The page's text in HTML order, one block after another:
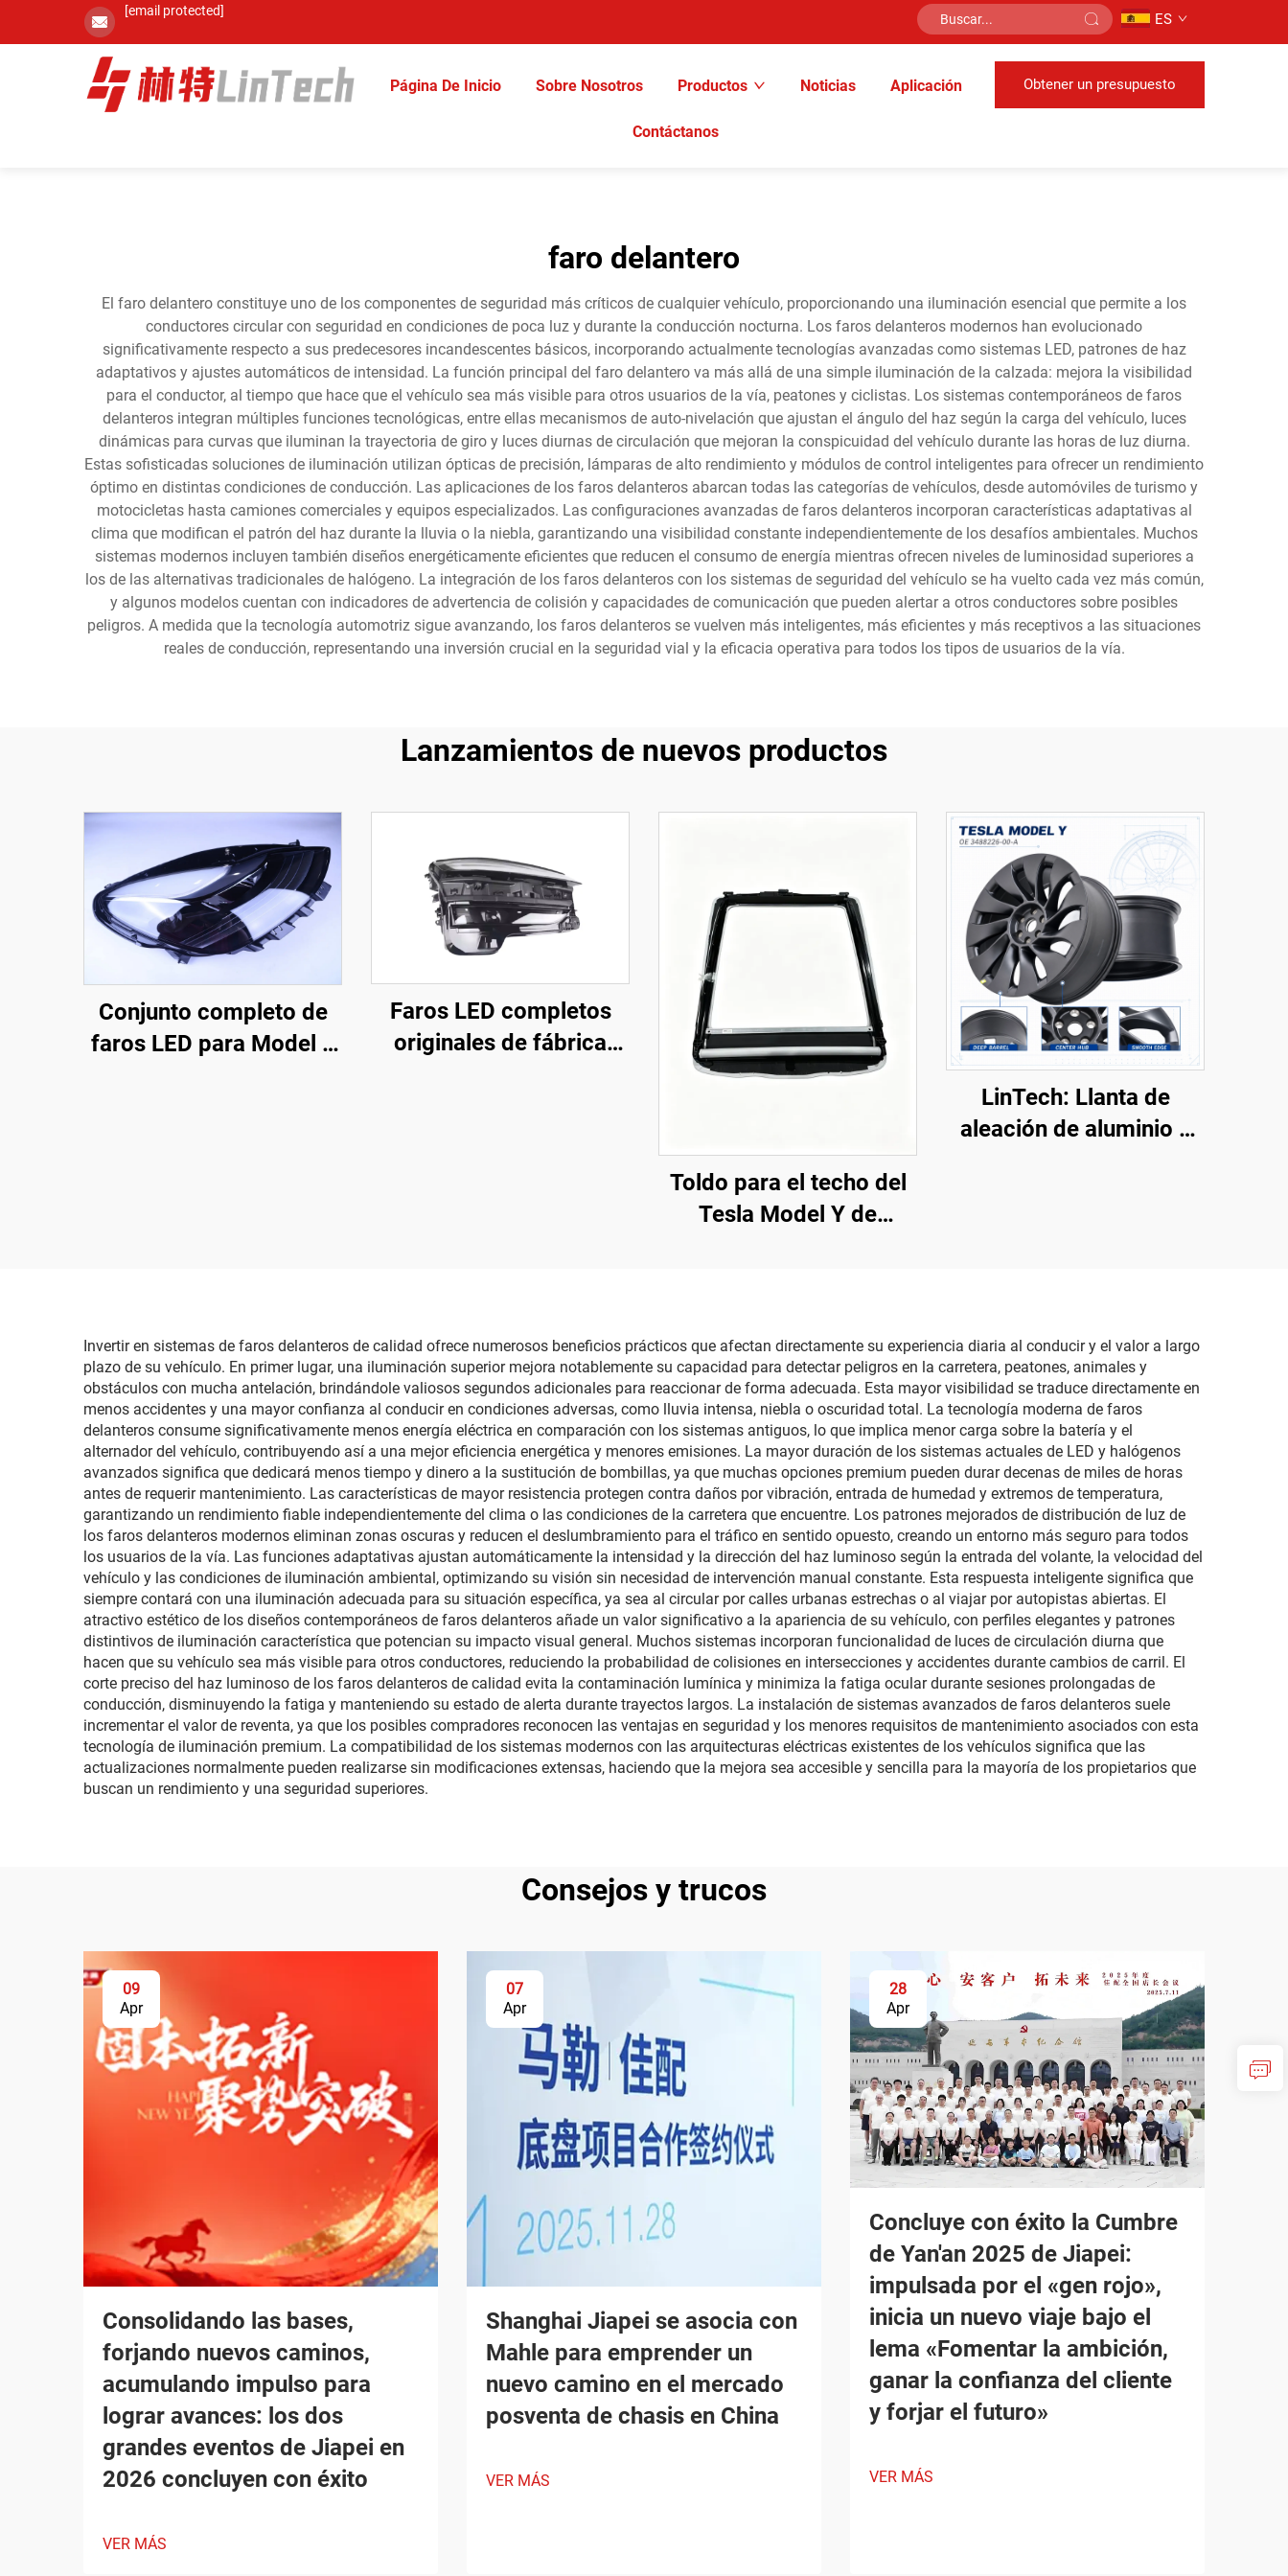
[email protected] ES
Página De Inicio Sobre Nosotros Productos Noticias Aplicación
Contáctanos
Obtener un presupuesto
faro delantero
El faro delantero constituye uno de los componentes de seguridad más críticos de cualquier vehículo, proporcionando una iluminación esencial que permite a los
conductores circular con seguridad en condiciones de poca luz y durante la conducción nocturna. Los faros delanteros modernos han evolucionado
significativamente respecto a sus predecesores incandescentes básicos, incorporando actualmente tecnologías avanzadas como sistemas LED, patrones de haz
adaptativos y ajustes automáticos de intensidad. La función principal del faro delantero va más allá de una simple iluminación de la calzada: mejora la visibilidad
para el conductor, al tiempo que hace que el vehículo sea más visible para otros usuarios de la vía, peatones y ciclistas. Los sistemas contemporáneos de faros
delanteros integran múltiples funciones tecnológicas, entre ellas mecanismos de auto-nivelación que ajustan el ángulo del haz según la carga del vehículo, luces
dinámicas para curvas que iluminan la trayectoria de giro y luces diurnas de circulación que mejoran la conspicuidad del vehículo durante las horas de luz diurna.
Estas sofisticadas soluciones de iluminación utilizan ópticas de precisión, lámparas de alto rendimiento y módulos de control inteligentes para ofrecer un rendimiento
óptimo en distintas condiciones de conducción. Las aplicaciones de los faros delanteros abarcan todas las categorías de vehículos, desde automóviles de turismo y
motocicletas hasta camiones comerciales y equipos especializados. Las configuraciones avanzadas de faros delanteros incorporan características adaptativas al
clima que modifican el patrón del haz durante la lluvia o la niebla, garantizando una visibilidad constante independientemente de los desafíos ambientales. Muchos
sistemas modernos incluyen también diseños energéticamente eficientes que reducen el consumo de energía mientras ofrecen niveles de luminosidad superiores a
los de las alternativas tradicionales de halógeno. La integración de los faros delanteros con los sistemas de seguridad del vehículo se ha vuelto cada vez más común,
y algunos modelos cuentan con indicadores de advertencia de colisión y capacidades de comunicación que pueden alertar a otros conductores sobre posibles
peligros. A medida que la tecnología automotriz sigue avanzando, los faros delanteros se vuelven más inteligentes, más eficientes y más receptivos a las situaciones
reales de conducción, representando una inversión crucial en la seguridad vial y la eficacia operativa para todos los tipos de usuarios de la vía.
Lanzamientos de nuevos productos
Conjunto completo de
faros LED para Model 3
Faros LED completos
originales de fábrica
en Model 3/Y y
exportación
transfronteriza
Toldo para el techo del
Tesla Model Y de
antideslumbramiento
LinTech: Llanta de
aleación de aluminio y
Invertir en sistemas de faros delanteros de calidad ofrece numerosos beneficios prácticos que afectan directamente su experiencia diaria al conducir y el valor a largo
plazo de su vehículo. En primer lugar, una iluminación superior mejora notablemente su capacidad para detectar peligros en la carretera, peatones, animales y
obstáculos con mucha antelación, brindándole valiosos segundos adicionales para reaccionar de forma adecuada. Esta mayor visibilidad se traduce directamente en
menos accidentes y una mayor confianza al conducir en condiciones adversas, como lluvia intensa, niebla o oscuridad total. La tecnología moderna de faros
delanteros consume significativamente menos energía eléctrica en comparación con los sistemas antiguos, lo que implica menor carga sobre la batería y el
alternador del vehículo, contribuyendo así a una mejor eficiencia energética y menores emisiones. La mayor duración de los sistemas actuales de LED y halógenos
avanzados significa que dedicará menos tiempo y dinero a la sustitución de bombillas, ya que muchas opciones premium pueden durar decenas de miles de horas
antes de requerir mantenimiento. Las características de mayor resistencia protegen contra daños por vibración, entrada de humedad y extremos de temperatura,
garantizando un rendimiento fiable independientemente del clima o las condiciones de la carretera que encuentre. Los patrones mejorados de distribución de luz de
los faros delanteros modernos eliminan zonas oscuras y reducen el deslumbramiento para el tráfico en sentido opuesto, creando un entorno más seguro para todos
los usuarios de la vía. Las funciones adaptativas ajustan automáticamente la intensidad y la dirección del haz luminoso según la entrada del volante, la velocidad del
vehículo y las condiciones de iluminación ambiental, optimizando su visión sin necesidad de intervención manual constante. Esta respuesta inteligente significa que
siempre contará con una iluminación adecuada para su situación específica, ya sea al circular por calles urbanas estrechas o al viajar por autopistas abiertas. El
atractivo estético de los diseños contemporáneos de faros delanteros añade un valor significativo a la apariencia de su vehículo, con perfiles elegantes y patrones
distintivos de iluminación característica que potencian su impacto visual general. Muchos sistemas incorporan funcionalidad de luces de circulación diurna que
hacen que su vehículo sea más visible para otros conductores, reduciendo la probabilidad de colisiones en intersecciones y accidentes durante cambios de carril. El
corte preciso del haz luminoso de los faros delanteros de calidad evita la contaminación lumínica y minimiza la fatiga ocular durante sesiones prolongadas de
conducción, disminuyendo la fatiga y manteniendo su estado de alerta durante trayectos largos. La instalación de sistemas avanzados de faros delanteros suele
incrementar el valor de reventa, ya que los posibles compradores reconocen las ventajas en seguridad y los menores requisitos de mantenimiento asociados con esta
tecnología de iluminación premium. La compatibilidad de los sistemas modernos con las arquitecturas eléctricas existentes de los vehículos significa que las
actualizaciones normalmente pueden realizarse sin modificaciones extensas, haciendo que la mejora sea accesible y sencilla para la mayoría de los propietarios que
buscan un rendimiento y una seguridad superiores.
Consejos y trucos
09
Apr
Consolidando las bases,
forjando nuevos caminos,
acumulando impulso para
lograr avances: los dos
grandes eventos de Jiapei en
2026 concluyen con éxito
VER MÁS
07
Apr
Shanghai Jiapei se asocia con
Mahle para emprender un
nuevo camino en el mercado
posventa de chasis en China
VER MÁS
28
Apr
Concluye con éxito la Cumbre
de Yan'an 2025 de Jiapei:
impulsada por el «gen rojo»,
inicia un nuevo viaje bajo el
lema «Fomentar la ambición,
ganar la confianza del cliente
y forjar el futuro»
VER MÁS